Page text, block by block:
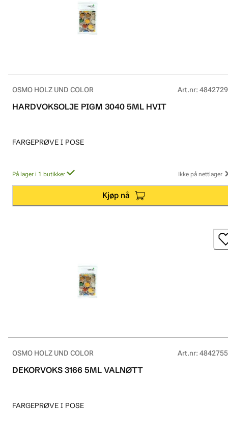
OSMO HOLZ UND COLOR Art.nr:
HARDVOKSOLJE PIGM 3040 5ML HVIT
FARGEPRØVE I POSE
På lager i 1 butikker Ikke på nettlager
Kjøp nå
OSMO HOLZ UND COLOR Art.nr:
DEKORVOKS 3166 5ML VALNØTT
FARGEPRØVE I POSE